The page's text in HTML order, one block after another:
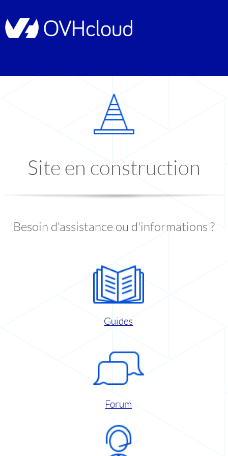
Site en construction
Besoin d'assistance ou d'informations ?
Guides
Forum